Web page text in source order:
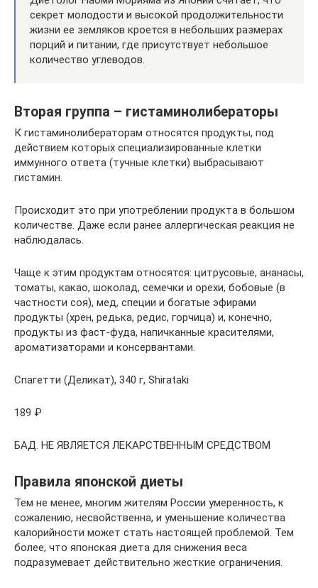
секрет молодости и высокой продолжительности
жизни ее земляков кроется в небольших размерах
порций и питании, где присутствует небольшое
количество углеводов.
Вторая группа – гистаминолибераторы
К гистаминолибераторам относятся продукты, под
действием которых специализированные клетки
иммунного ответа (тучные клетки) выбрасывают
гистамин.
Происходит это при употреблении продукта в большом
количестве. Даже если ранее аллергическая реакция не
наблюдалась.
Чаще к этим продуктам относятся: цитрусовые, ананасы,
томаты, какао, шоколад, семечки и орехи, бобовые (в
частности соя), мед, специи и богатые эфирами
продукты (хрен, редька, редис, горчица) и, конечно,
продукты из фаст-фуда, напичканные красителями,
ароматизаторами и консервантами.
Спагетти (Деликат), 340 г, Shirataki
189 ₽
БАД. НЕ ЯВЛЯЕТСЯ ЛЕКАРСТВЕННЫМ СРЕДСТВОМ
Правила японской диеты
Тем не менее, многим жителям России умеренность, к
сожалению, несвойственна, и уменьшение количества
калорийности может стать настоящей проблемой. Тем
более, что японская диета для снижения веса
подразумевает действительно жесткие ограничения.